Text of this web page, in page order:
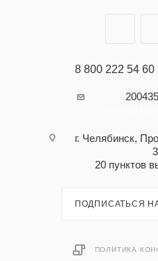
8 800 222 54 60
г. Челябинск,
20 пунктов
ПОДПИСАТЬСЯ
ПОЛИТИКА